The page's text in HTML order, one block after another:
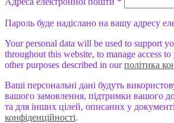
Пароль буде надіслано на вашу адресу
Your personal data will be used to support
throughout this website, to manage access
other purposes described in ourполітика
Ваші персональні дані будуть
вашого замовлення, підтримки вашого
та для інших цілей, описаних у документі
конфіденційності.